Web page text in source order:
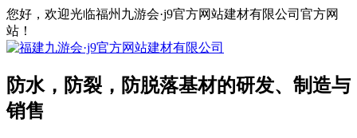
您好，欢迎光临福州九游会·j9官方网站建材有限公司官方网
站！
防水，防裂，防脱落基材的研发、制造与
销售